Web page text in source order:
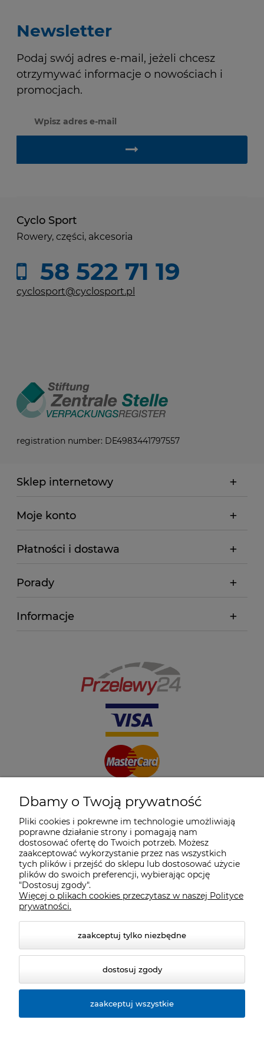
Newsletter
Podaj swój adres e-mail, jeżeli chcesz
otrzymywać informacje o nowościach i
promocjach.
Cyclo Sport
Rowery, części, akcesoria
58 522 71 19
cyclosport@cyclosport.pl
registration number: DE4983441797557
Sklep internetowy
Moje konto
Płatności i dostawa
Porady
Informacje
Dbamy o Twoją prywatność
Pliki cookies i pokrewne im technologie umożliwiają
poprawne działanie strony i pomagają nam
dostosować ofertę do Twoich potrzeb. Możesz
zaakceptować wykorzystanie przez nas wszystkich
tych plików i przejść do sklepu lub dostosować użycie
plików do swoich preferencji, wybierając opcję
"Dostosuj zgody".
Więcej o plikach cookies przeczytasz w naszej Polityce
prywatności.
zaakceptuj tylko niezbędne
dostosuj zgody
zaakceptuj wszystkie